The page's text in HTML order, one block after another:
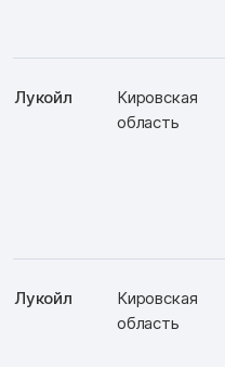
Лукойл
Кировская
область
Лукойл
Кировская
область